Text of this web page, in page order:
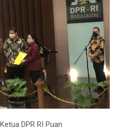
Ketua DPR RI Puan